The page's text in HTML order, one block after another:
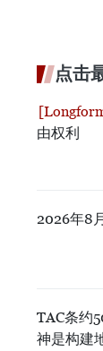
点击
由权利
2026年8
TAC条约
神是构建